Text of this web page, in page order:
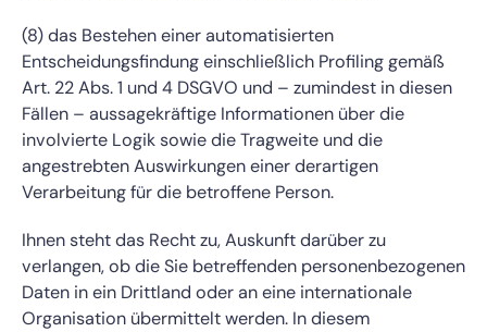
(8) das Bestehen einer automatisierten
Entscheidungsfindung einschließlich Profiling gemäß
Art. 22 Abs. 1 und 4 DSGVO und – zumindest in diesen
Fällen – aussagekräftige Informationen über die
involvierte Logik sowie die Tragweite und die
angestrebten Auswirkungen einer derartigen
Verarbeitung für die betroffene Person.
Ihnen steht das Recht zu, Auskunft darüber zu
verlangen, ob die Sie betreffenden personenbezogenen
Daten in ein Drittland oder an eine internationale
Organisation übermittelt werden. In diesem